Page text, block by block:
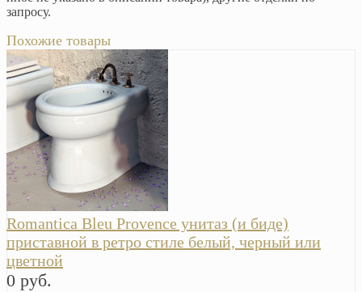
запросу.
Похожие товары
Romantica Bleu Provence унитаз (и биде)
приставной в ретро стиле белый, черный или
цветной
0 руб.